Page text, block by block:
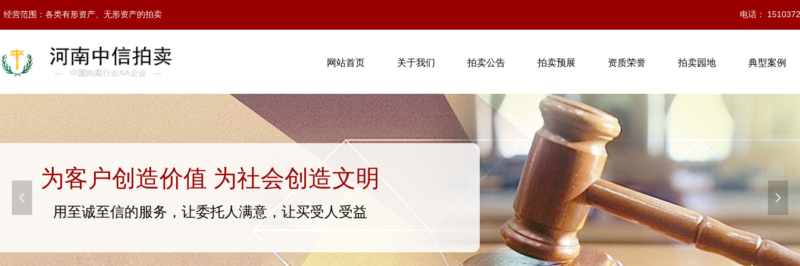
为客户创造价值 为社会创造文明
用至诚至信的服务，让委托人满意，让买受人受益
넳 넲
网站首页 关于我们 拍卖公告 拍卖预展 资质荣誉 拍卖园地 典型案例
经营范围：各类有形资产、无形资产的拍卖 电话：